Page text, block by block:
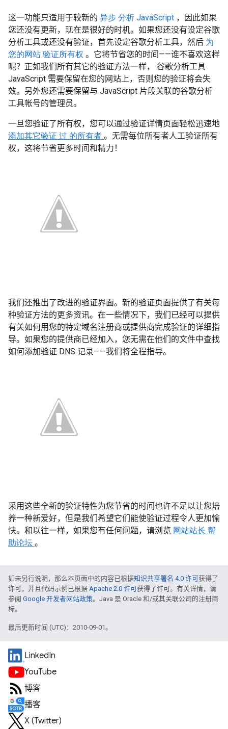
这一功能只适用于较新的 异步 分析 JavaScript ，因此如果
您还没有更新，现在是很好的时机。如果您还没有设定谷歌
分析工具或还没有验证，首先设定谷歌分析工具，然后 为
您的网站 验证所有权 。它将节省您的时间——谁不喜欢这样
呢？正如我们所有其它的验证方法一样， 谷歌分析工具
JavaScript 需要保留在您的网站上，否则您的验证将会失
效。另外您还需要保留与 JavaScript 片段关联的谷歌分析
工具帐号的管理员。
一旦您验证了所有权，您可以通过验证详情页面轻松迅速地
添加其它验证 过 的所有者 。无需每位所有者人工验证所有
权，这将节省更多时间和精力！
我们还推出了改进的验证界面。新的验证页面提供了有关每
种验证方法的更多资讯。在一些情况下，我们已经可以提供
有关如何用您的特定域名注册商或提供商完成验证的详细指
导。如果您的提供商已经加入，您无需在他们的文件中查找
如何添加验证 DNS 记录——我们将全程指导。
采用这些全新的验证特性为您节省的时间也许不足以让您培
养一种新爱好，但是我们希望它们能使验证过程令人更加愉
快。和以往一样，如果您有任何问题，请浏览 网站站长 帮
助论坛 。
如未另行说明，那么本页面中的内容已根据知识共享署名 4.0 许可获得了
许可，并且代码示例已根据 Apache 2.0 许可获得了许可。有关详情，请
参阅 Google 开发者网站政策。Java 是 Oracle 和/或其关联公司的注册商
标。
最后更新时间 (UTC)：2010-09-01。
LinkedIn
YouTube
博客
播客
X (Twitter)